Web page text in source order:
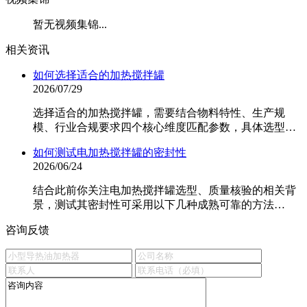
暂无视频集锦...
相关资讯
如何选择适合的加热搅拌罐
2026/07/29
选择适合的加热搅拌罐，需要结合物料特性、生产规
模、行业合规要求四个核心维度匹配参数，具体选型…
如何测试电加热搅拌罐的密封性
2026/06/24
结合此前你关注电加热搅拌罐选型、质量核验的相关背
景，测试其密封性可采用以下几种成熟可靠的方法…
咨询反馈